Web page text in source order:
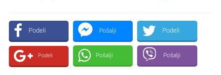
Podeli Pošalji Podeli
Podeli Pošalji Pošalji